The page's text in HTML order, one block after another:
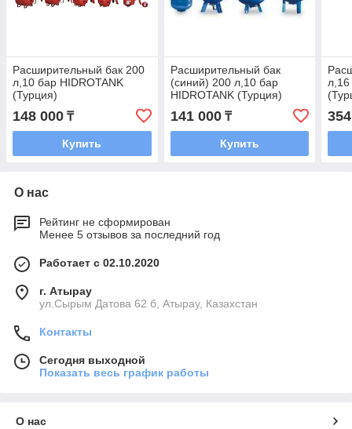
Расширительный бак 200
л,10 бар HIDROTANK
(Турция)
148 000 ₸
Купить
Расширительный бак
(синий) 200 л,10 бар
HIDROTANK (Турция)
141 000₸
Купить
л,16
О нас
Рейтинг не сформирован
Менее 5 отзывов за последний год
Работает с 02.10.2020
г. Атырау
ул.Сырым Датова 62 б, Атырау, Казахстан
Контакты
Сегодня выходной
Показать весь график работы
О нас